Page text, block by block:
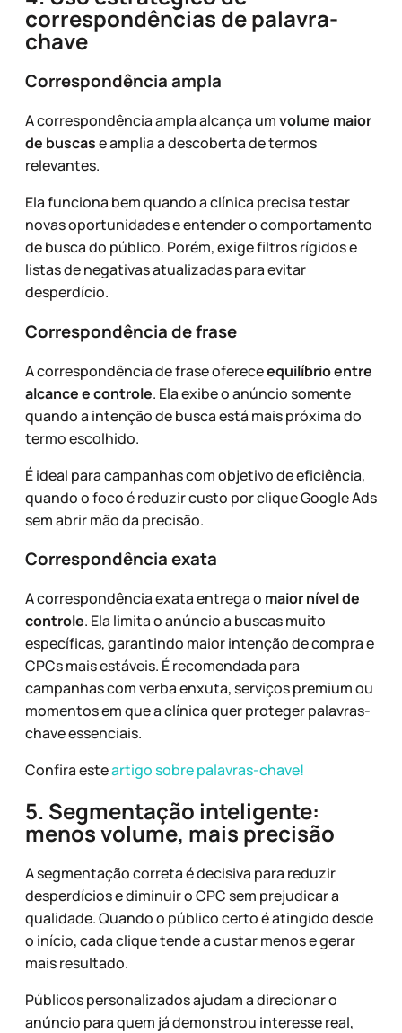
correspondências de palavra-
chave
Correspondência ampla
A correspondência ampla alcança umvolume maior
de buscase amplia a descoberta de termos
relevantes.
Ela funciona bem quando a clínica precisa testar
novas oportunidades e entender o comportamento
de busca do público. Porém, exige filtros rígidos e
listas de negativas atualizadas para evitar
desperdício.
Correspondência de frase
A correspondência de frase ofereceequilíbrio entre
alcance e controle. Ela exibe o anúncio somente
quando a intenção de busca está mais próxima do
termo escolhido.
É ideal para campanhas com objetivo de eficiência,
quando o foco é reduzir custo por clique Google Ads
sem abrir mão da precisão.
Correspondência exata
A correspondência exata entrega o maior nível de
controle. Ela limita o anúncio a buscas muito
específicas, garantindo maior intenção de compra e
CPCs mais estáveis. É recomendada para
campanhas com verba enxuta, serviços premium ou
momentos em que a clínica quer proteger palavras-
chave essenciais.
Confira esteartigo sobre palavras-chave!
5. Segmentação inteligente:
menos volume, mais precisão
A segmentação correta é decisiva para reduzir
desperdícios e diminuir o CPC sem prejudicar a
qualidade. Quando o público certo é atingido desde
o início, cada clique tende a custar menos e gerar
mais resultado.
Públicos personalizados ajudam a direcionar o
anúncio para quem já demonstrou interesse real,